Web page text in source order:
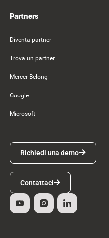
Partners
Diventa partner
Trova un partner
Mercer Belong
Google
Microsoft
Richiedi una demo
Richiedi una demo
Contattaci
Contattaci